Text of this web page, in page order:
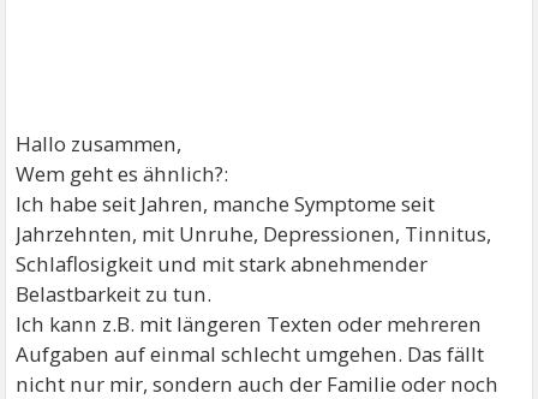
Hallo zusammen,
Wem geht es ähnlich?:
Ich habe seit Jahren, manche Symptome seit
Jahrzehnten, mit Unruhe, Depressionen, Tinnitus,
Schlaflosigkeit und mit stark abnehmender
Belastbarkeit zu tun.
Ich kann z.B. mit längeren Texten oder mehreren
Aufgaben auf einmal schlecht umgehen. Das fällt
nicht nur mir, sondern auch der Familie oder noch